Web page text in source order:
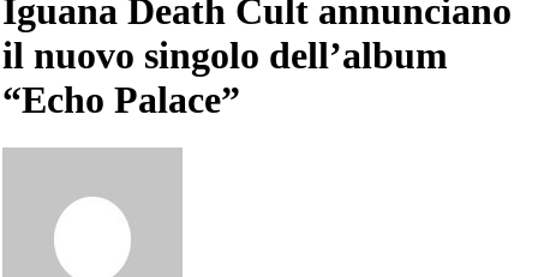
Iguana Death Cult annunciano
il nuovo singolo dell’album
“Echo Palace”